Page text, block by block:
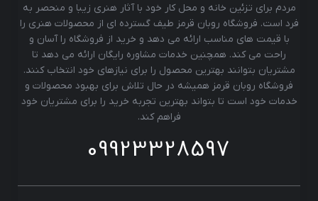
مردم برای تزئین خانه و محل کار خود با آثار هنری زیبا و منحصر به
فرد است. فروشگاه روبان قرمز طیف گسترده ای از محصولات هنری را
با قیمت های مناسب ارائه می دهد و خرید از فروشگاه را آسان و
راحت می کند. همچنین خدمات مشاوره رایگان ارائه می دهد تا
مشتریان بتوانند بهترین محصول را برای نیازهای خود انتخاب کنند.
فروشگاه روبان قرمز همیشه در حال تلاش برای بهبود محصولات و
خدمات خود است تا بتواند بهترین تجربه خرید را برای مشتریان خود
فراهم کند.
09923328597